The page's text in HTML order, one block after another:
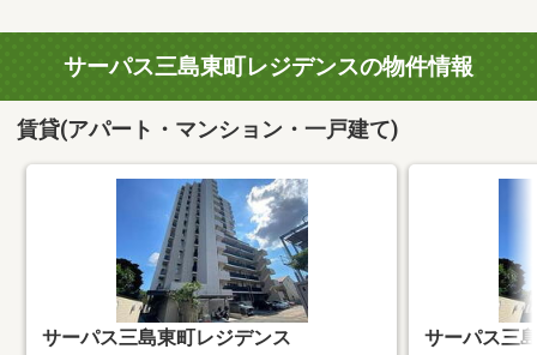
サーパス三島東町レジデンスの物件情報
賃貸(アパート・マンション・一戸建て)
サーパス三島東町レジデンス サーパス三